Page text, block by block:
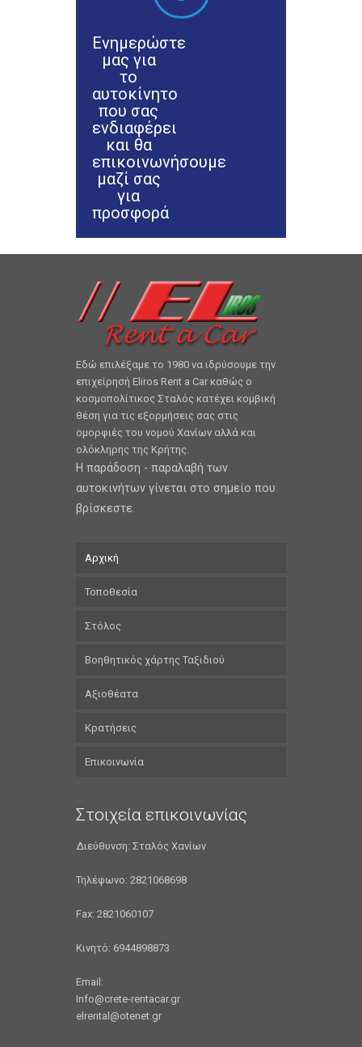
Ενημερώστε
μας για
το
αυτοκίνητο
που σας
ενδιαφέρει
και θα
επικοινωνήσουμε
μαζί σας
για
προσφορά
Εδώ επιλέξαμε το 1980 να ιδρύσουμε την
επιχείρησή Eliros Rent a Car καθώς ο
κοσμοπολίτικος Σταλός κατέχει κομβική
θέση για τις εξορμήσεις σας στις
ομορφιές του νομού Χανίων αλλά και
ολόκληρης της Κρήτης.
Η παράδοση - παραλαβή των
αυτοκινήτων γίνεται στο σημείο που
βρίσκεστε.
Αρχική
Τοποθεσία
Στόλος
Βοηθητικός χάρτης Ταξιδιού
Αξιοθέατα
Κρατήσεις
Επικοινωνία
Στοιχεία επικοινωνίας
Διεύθυνση: Σταλός Χανίων
Τηλέφωνο: 2821068698
Fax: 2821060107
Κινητό: 6944898873
Email:
Info@crete-rentacar.gr
elrental@otenet.gr